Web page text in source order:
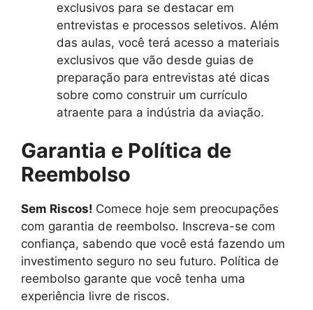
exclusivos para se destacar em
entrevistas e processos seletivos. Além
das aulas, você terá acesso a materiais
exclusivos que vão desde guias de
preparação para entrevistas até dicas
sobre como construir um currículo
atraente para a indústria da aviação.
Garantia e Política de
Reembolso
Sem Riscos! Comece hoje sem preocupações
com garantia de reembolso. Inscreva-se com
confiança, sabendo que você está fazendo um
investimento seguro no seu futuro. Política de
reembolso garante que você tenha uma
experiência livre de riscos.